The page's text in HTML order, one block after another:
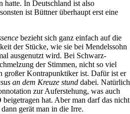
hatte. In Deutschland ist also
ist Büttner überhaupt erst eine
bezieht sich ganz einfach auf die
der Stücke, wie sie bei Mendelssohn
ausgenutzt wird. Bei Schwarz-
der Stimmen, nicht so viel
großer Kontrapunktiker ist. Dafür ist er
an dem Kreuze stund dabei. Natürlich
zur Auferstehung, was auch
hat. Aber man darf das nicht
gerät man in die Irre.